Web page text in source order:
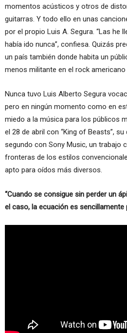
momentos acústicos y otros de
guitarras. Y todo ello en unas
por el propio Luis A. Segura. “Las he
había ido nunca”, confiesa. Quizás
un país también donde habita un
menos militante en el rock
Nunca tuvo Luis Alberto Segura
pero en ningún momento como en
miedo a la música para los públicos
el 28 de abril con “King of Beasts”,
segundo con Sony Music, un trabajo
fronteras de los estilos
apto para oídos más diversos.
“Cuando se consigue sin perder un
el caso, la ecuación es sencillamente